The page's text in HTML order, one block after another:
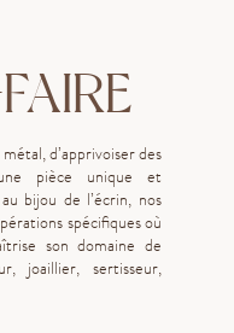
d’apprivoiser des
pièce unique et
bijou de l’écrin, nos
spécifiques où
son domaine de
joaillier, sertisseur,